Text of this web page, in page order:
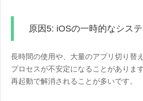
原因5: iOSの一時的なシス
長時間の使用や、大量のアプリ切り替
プロセスが不安定になることがありま
再起動で解消されることが多いです。